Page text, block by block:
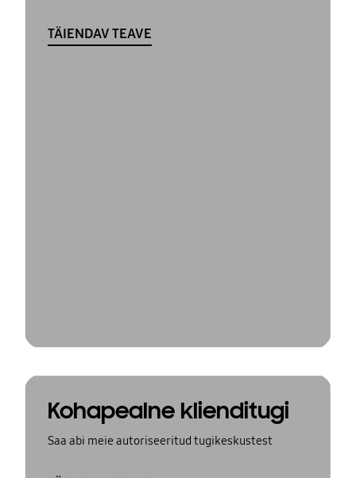
TÄIENDAV TEAVE
Kohapealne klienditugi
Saa abi meie autoriseeritud tugikeskustest